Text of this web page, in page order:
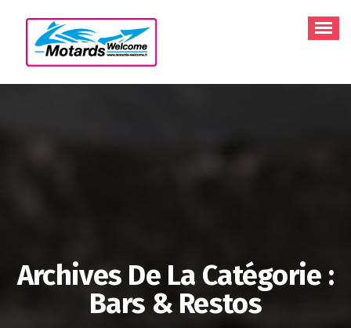
contenu
Archives De La Catégorie :
Bars & Restos